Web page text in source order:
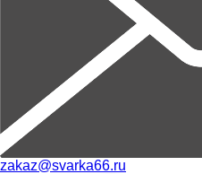
zakaz@svarka66.ru